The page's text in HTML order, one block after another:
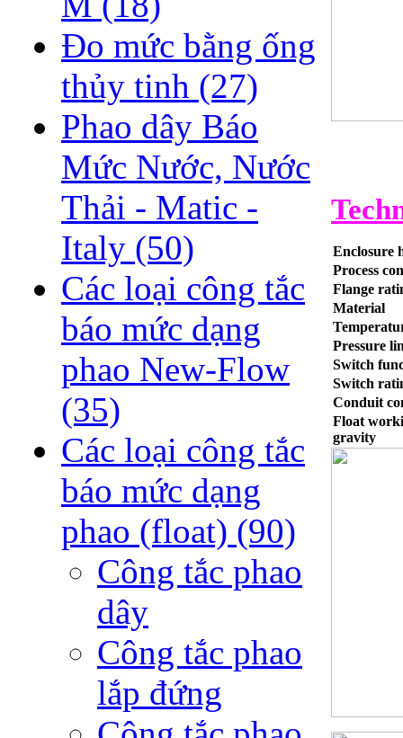
Đo mức bằng ống
thủy tinh (27)
Phao dây Báo
Mức Nước, Nước
Thải - Matic -
Italy (50)
Các loại công tắc
báo mức dạng
phao New-Flow
(35)
Các loại công tắc
báo mức dạng
phao (float) (90)
Công tắc phao
dây
Công tắc phao
lắp đứng
Enclosure
Process
Flange
Material
Pressure
Switch
Switch
Conduit
Float
gravity